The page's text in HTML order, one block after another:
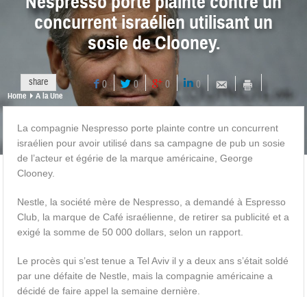
concurrent israélien utilisant un
sosie de Clooney.
share 0 0 0 0
Home A la Une
La compagnie Nespresso porte plainte contre un concurrent
israélien pour avoir utilisé dans sa campagne de pub un sosie
de l’acteur et égérie de la marque américaine, George
Clooney.
Nestle, la société mère de Nespresso, a demandé à Espresso
Club, la marque de Café israélienne, de retirer sa publicité et a
exigé la somme de 50 000 dollars, selon un rapport.
Le procès qui s’est tenue a Tel Aviv il y a deux ans s’était soldé
par une défaite de Nestle, mais la compagnie américaine a
décidé de faire appel la semaine dernière.